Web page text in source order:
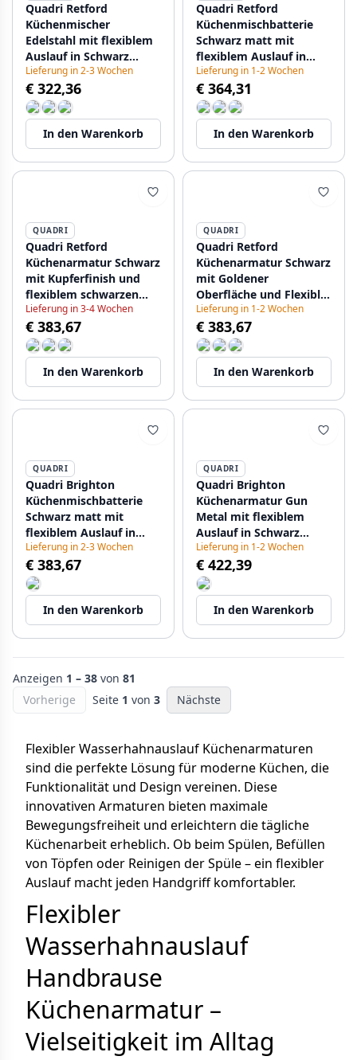
Quadri Retford
Küchenmischer
Edelstahl mit flexiblem
Auslauf in Schwarz
1208956089
Lieferung in 2-3 Wochen
€ 322,36
In den Warenkorb
Quadri Retford
Küchenmischbatterie
Schwarz matt mit
flexiblem Auslauf in
Schwarz 1208956090
Lieferung in 1-2 Wochen
€ 364,31
In den Warenkorb
QUADRI
Quadri Retford
Küchenarmatur Schwarz
mit Kupferfinish und
flexiblem schwarzen
Auslauf 1208956091
Lieferung in 3-4 Wochen
€ 383,67
In den Warenkorb
QUADRI
Quadri Retford
Küchenarmatur Schwarz
mit Goldener
Oberfläche und Flexibler
Schwarzer Auslauf
1208956092
Lieferung in 1-2 Wochen
€ 383,67
In den Warenkorb
QUADRI
Quadri Brighton
Küchenmischbatterie
Schwarz matt mit
flexiblem Auslauf in
Schwarz 1208956103
Lieferung in 2-3 Wochen
€ 383,67
In den Warenkorb
QUADRI
Quadri Brighton
Küchenarmatur Gun
Metal mit flexiblem
Auslauf in Schwarz
1208956104
Lieferung in 1-2 Wochen
€ 422,39
In den Warenkorb
Anzeigen 1 – 38 von 81
Vorherige
Seite 1 von 3 Nächste
Flexibler Wasserhahnauslauf Küchenarmaturen
sind die perfekte Lösung für moderne Küchen, die
Funktionalität und Design vereinen. Diese
innovativen Armaturen bieten maximale
Bewegungsfreiheit und erleichtern die tägliche
Küchenarbeit erheblich. Ob beim Spülen, Befüllen
von Töpfen oder Reinigen der Spüle – ein flexibler
Auslauf macht jeden Handgriff komfortabler.
Flexibler
Wasserhahnauslauf
Handbrause
Küchenarmatur –
Vielseitigkeit im Alltag